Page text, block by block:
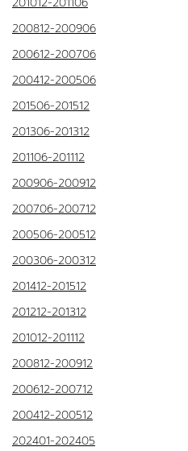
200812-200906
200612-200706
200412-200506
201506-201512
201306-201312
201106-201112
200906-200912
200706-200712
200506-200512
200306-200312
201412-201512
201212-201312
201012-201112
200812-200912
200612-200712
200412-200512
202401-202405